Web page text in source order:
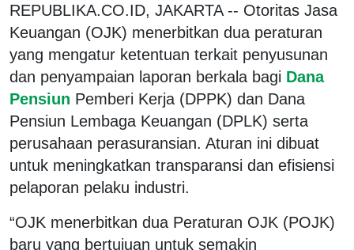
REPUBLIKA.CO.ID, JAKARTA -- Otoritas Jasa
Keuangan (OJK) menerbitkan dua peraturan
yang mengatur ketentuan terkait penyusunan
dan penyampaian laporan berkala bagi Dana
Pensiun Pemberi Kerja (DPPK) dan Dana
Pensiun Lembaga Keuangan (DPLK) serta
perusahaan perasuransian. Aturan ini dibuat
untuk meningkatkan transparansi dan efisiensi
pelaporan pelaku industri.
“OJK menerbitkan dua Peraturan OJK (POJK)
baru yang bertujuan untuk semakin